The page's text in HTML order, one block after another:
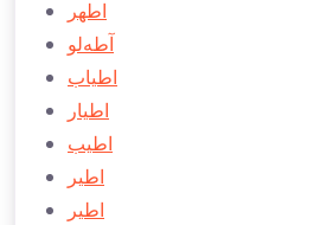
اطهر
آطه‌لو
اطياب
اطيار
اطیب
اطیر
اطير